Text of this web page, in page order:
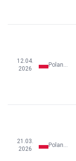
12.04.
2026
21.03.
2026